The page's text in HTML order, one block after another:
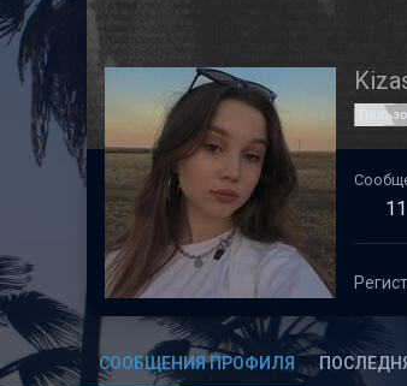
11
СООБЩЕНИЯ ПРОФИЛЯ